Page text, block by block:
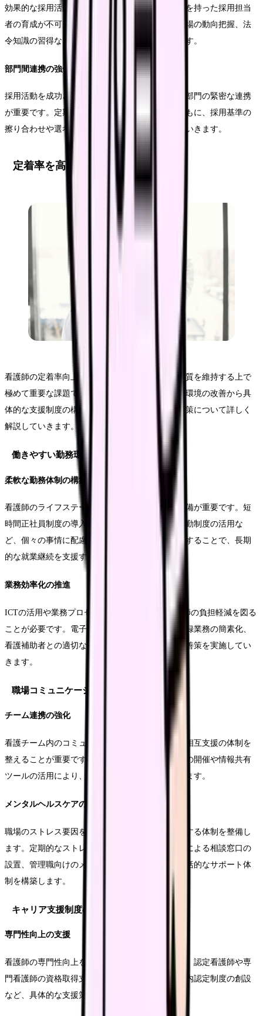
効果的な採用活動を実施するためには、専門知識を持った採用担当
者の育成が不可欠です。面接技術の向上、採用市場の動向把握、法
令知識の習得など、計画的な育成を進めていきます。
部門間連携の強化
採用活動を成功させるためには、人事部門と看護部門の緊密な連携
が重要です。定期的な情報共有の場を設けるとともに、採用基準の
擦り合わせや選考プロセスの改善を共同で進めていきます。
定着率を高める職場環境づくり
看護師の定着率向上は、継続的な医療サービスの質を維持する上で
極めて重要な課題です。本セクションでは、職場環境の改善から具
体的な支援制度の構築まで、実践的な定着率向上策について詳しく
解説していきます。
働きやすい勤務環境の整備
柔軟な勤務体制の構築
看護師のライフステージに合わせた勤務体制の整備が重要です。短
時間正社員制度の導入や夜勤回数の調整、時差出勤制度の活用な
ど、個々の事情に配慮した柔軟な勤務体制を構築することで、長期
的な就業継続を支援することができます。
業務効率化の推進
ICTの活用や業務プロセスの見直しにより、看護師の負担軽減を図る
ことが必要です。電子カルテの効率的な運用や記録業務の簡素化、
看護補助者との適切な業務分担など、具体的な改善策を実施してい
きます。
職場コミュニケーションの活性化
チーム連携の強化
看護チーム内のコミュニケーションを活性化し、相互支援の体制を
整えることが重要です。定期的なカンファレンスの開催や情報共有
ツールの活用により、チームワークの向上を図ります。
メンタルヘルスケアの充実
職場のストレス要因を把握し、適切なケアを提供する体制を整備し
ます。定期的なストレスチェックの実施や専門家による相談窓口の
設置、管理職向けのメンタルヘルス研修など、包括的なサポート体
制を構築します。
キャリア支援制度の確立
専門性向上の支援
看護師の専門性向上を支援する体制を整備します。認定看護師や専
門看護師の資格取得支援、学会参加への助成、院内認定制度の創設
など、具体的な支援策を展開します。